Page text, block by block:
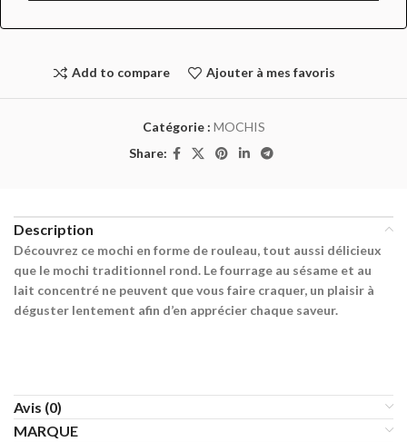
Add to compare Ajouter à mes favoris
Catégorie : MOCHIS
Share:
Description
Découvrez ce mochi en forme de rouleau, tout aussi délicieux
que le mochi traditionnel rond. Le fourrage au sésame et au
lait concentré ne peuvent que vous faire craquer, un plaisir à
déguster lentement afin d’en apprécier chaque saveur.
Avis (0)
MARQUE